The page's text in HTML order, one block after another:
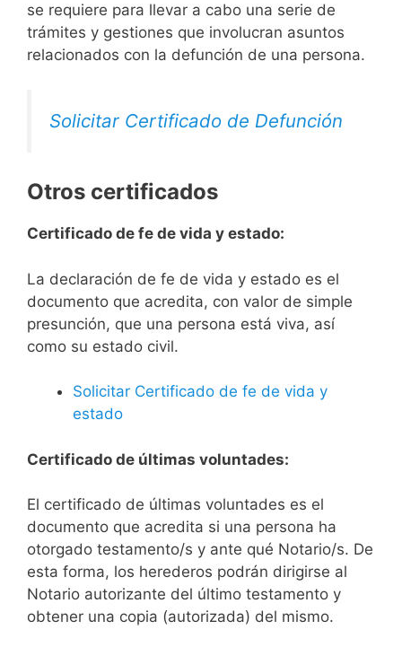
se requiere para llevar a cabo una serie de
trámites y gestiones que involucran asuntos
relacionados con la defunción de una persona.
Solicitar Certificado de Defunción
Otros certificados
Certificado de fe de vida y estado:
La declaración de fe de vida y estado es el
documento que acredita, con valor de simple
presunción, que una persona está viva, así
como su estado civil.
Solicitar Certificado de fe de vida y
estado
Certificado de últimas voluntades:
El certificado de últimas voluntades es el
documento que acredita si una persona ha
otorgado testamento/s y ante qué Notario/s. De
esta forma, los herederos podrán dirigirse al
Notario autorizante del último testamento y
obtener una copia (autorizada) del mismo.